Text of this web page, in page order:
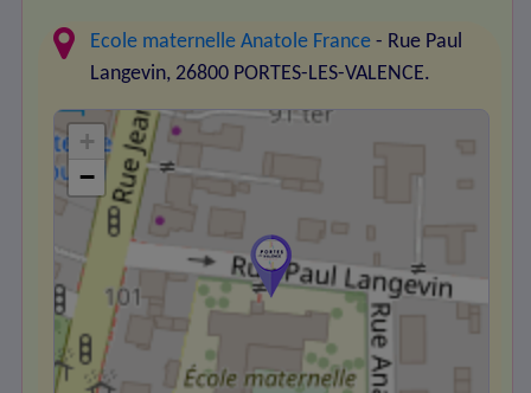
Ecole maternelle Anatole France - Rue Paul
Langevin, 26800 PORTES-LES-VALENCE.
+
−